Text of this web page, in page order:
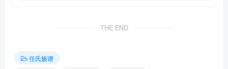
THE END
任氏族谱